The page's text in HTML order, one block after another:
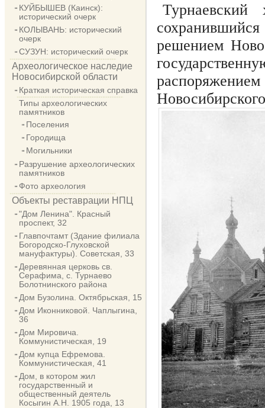
КУЙБЫШЕВ (Каинск):
исторический очерк
КОЛЫВАНЬ: исторический
очерк
СУЗУН: исторический очерк
Археологическое наследие
Новосибирской области
Краткая историческая справка
Типы археологических
памятников
Поселения
Городища
Могильники
Разрушение археологических
памятников
Фото археология
Объекты реставрации НПЦ
"Дом Ленина". Красный
проспект, 32
Главпочтамт (Здание филиала
Богородско-Глуховской
мануфактуры). Советская, 33
Деревянная церковь св.
Серафима, с. Турнаево
Болотнинского района
Дом Бузолина. Октябрьская, 15
Дом Иконниковой. Чаплыгина,
36
Дом Мировича.
Коммунистическая, 19
Дом купца Ефремова.
Коммунистическая, 41
Дом, в котором жил
государственный и
общественный деятель
Косыгин А.Н. 1905 года, 13
решением